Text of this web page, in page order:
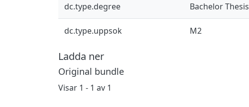
dc.type.degree Bachelor Thesis
dc.type.uppsok M2
Ladda ner
Original bundle
Visar 1 - 1 av 1